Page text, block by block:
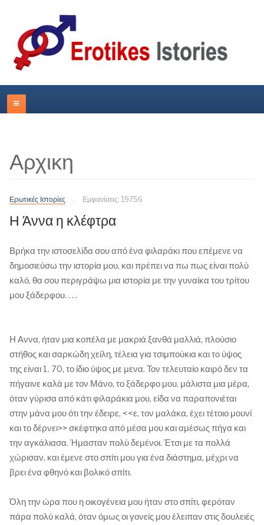
Αρχικη
Ερωτικές Ιστορίες Εμφανίσεις: 19756
Η Άννα η κλέφτρα
Βρήκα την ιστοσελίδα σου από ένα φιλαράκι που επέμενε να
δημοσιεύσω την ιστορία μου, και πρέπει να πω πως είναι πολύ
καλό, θα σου περιγράψω μια ιστορία με την γυναίκα του τρίτου
μου ξάδερφου. . . .
Η Αννα, ήταν μια κοπέλα με μακριά ξανθά μαλλιά, πλούσιο
στήθος και σαρκώδη χείλη, τέλεια για τσιμπούκια και το ύψος
της είναι 1. 70, το ίδιο ύψος με μενα. Τον τελευταίο καιρό δεν τα
πήγαινε καλά με τον Μάνο, το ξάδερφο μου, μάλιστα μια μέρα,
όταν γύρισα από κάτι φιλαράκια μου, είδα να παραπονιέται
στην μάνα μου ότι την έδειρε, <<ε, τον μαλάκα, έχει τέτοιο μουνί
και το δέρνει>> σκέφτηκα από μέσα μου και αμέσως πήγα και
την αγκάλιασα. Ήμασταν πολύ δεμένοι. Έτσι με τα πολλά
χώρισαν, και έμενε στο σπίτι μου για ένα διάστημα, μέχρι να
βρει ένα φθηνό και βολικό σπίτι.
Όλη την ώρα που η οικογένεια μου ήταν στο σπίτι, φερόταν
πάρα πολύ καλά, όταν όμως οι γονείς μου έλειπαν στις δουλειές